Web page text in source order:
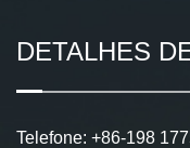
DETALHES
Telefone: +86-198